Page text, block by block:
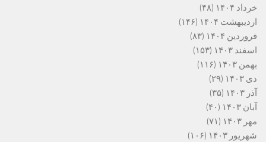
خرداد ۱۴۰۴
(۴۸)
اردیبهشت ۱۴۰۴
(۱۴۶)
فروردین ۱۴۰۴
(۸۳)
اسفند ۱۴۰۳
(۱۵۳)
بهمن ۱۴۰۳
(۱۱۶)
دی ۱۴۰۳
(۲۹)
آذر ۱۴۰۳
(۳۵)
آبان ۱۴۰۳
(۴۰)
مهر ۱۴۰۳
(۷۱)
شهریور ۱۴۰۳
(۱۰۶)